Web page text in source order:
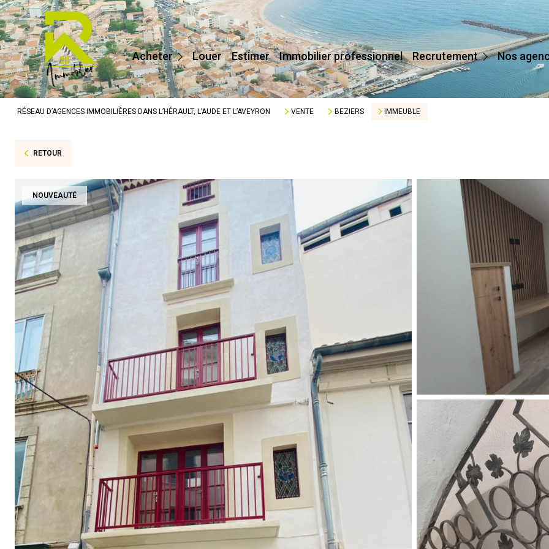
Acheter
Maisons / Villas
Appartements
Terrains
Prestige
Autres
Louer Estimer Immobilier professionnel Recrutement
Devenir Conseiller
Affilier Mon Agence
Je Crée Mon Agence
Nos
RÉSEAU D’AGENCES IMMOBILIÈRES DANS L’HÉRAULT, L’AUDE ET L’AVEYRON VENTE BEZIERS IMMEUBLE
RETOUR
NOUVEAUTÉ